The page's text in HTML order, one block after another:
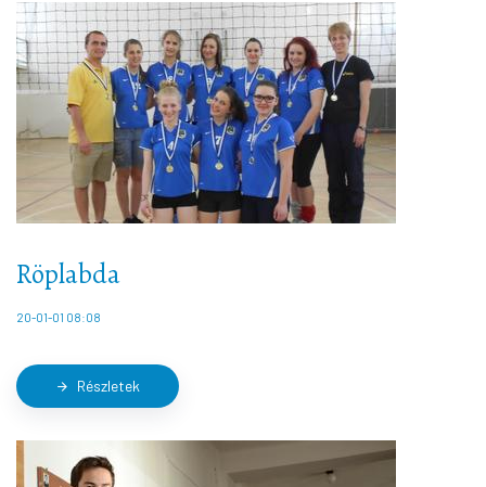
Röplabda
20-01-01 08:08
arrow_forward Részletek